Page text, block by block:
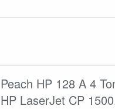
Peach HP 128 A 4
HP LaserJet CP